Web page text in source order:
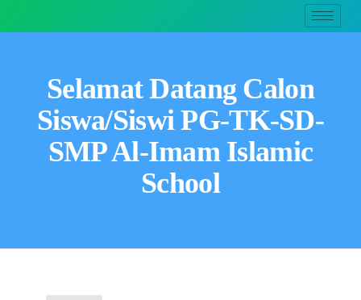
Selamat Datang Calon
Siswa/Siswi PG-TK-SD-
SMP Al-Imam Islamic
School